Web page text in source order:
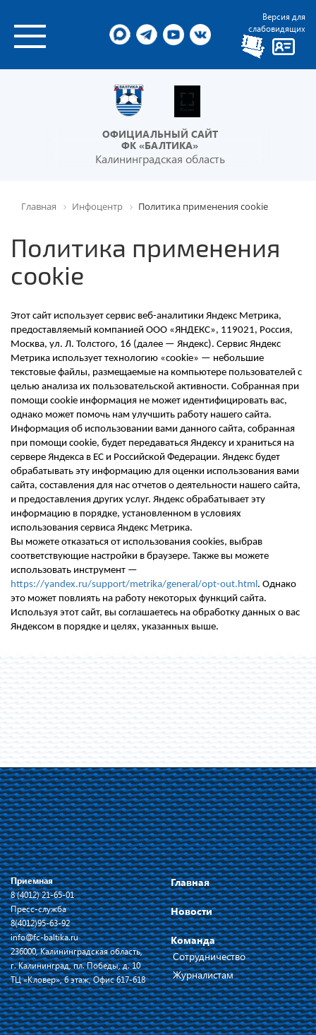
Версия для
слабовидящих
ОФИЦИАЛЬНЫЙ САЙТ
ФК «БАЛТИКА»
Калининградская область
Главная Инфоцентр Политика применения cookie
Политика применения
cookie
Этот сайт использует сервис веб-аналитики Яндекс Метрика,
предоставляемый компанией ООО «ЯНДЕКС», 119021, Россия,
Москва, ул. Л. Толстого, 16 (далее — Яндекс). Сервис Яндекс
Метрика использует технологию «cookie» — небольшие
текстовые файлы, размещаемые на компьютере пользователей с
целью анализа их пользовательской активности. Собранная при
помощи cookie информация не может идентифицировать вас,
однако может помочь нам улучшить работу нашего сайта.
Информация об использовании вами данного сайта, собранная
при помощи cookie, будет передаваться Яндексу и храниться на
сервере Яндекса в ЕС и Российской Федерации. Яндекс будет
обрабатывать эту информацию для оценки использования вами
сайта, составления для нас отчетов о деятельности нашего сайта,
и предоставления других услуг. Яндекс обрабатывает эту
информацию в порядке, установленном в условиях
использования сервиса Яндекс Метрика.
Вы можете отказаться от использования cookies, выбрав
соответствующие настройки в браузере. Также вы можете
использовать инструмент —
https://yandex.ru/support/metrika/general/opt-out.html. Однако
это может повлиять на работу некоторых функций сайта.
Используя этот сайт, вы соглашаетесь на обработку данных о вас
Яндексом в порядке и целях, указанных выше.
Приемная
8 (4012) 21-65-01
Пресс-служба
8(4012)95-63-92
info@fc-baltika.ru
236000, Калининградская область,
г. Калининград, пл. Победы, д. 10
ТЦ «Кловер», 6 этаж, Офис 617-618
Главная
Новости
Команда
Сотрудничество
Журналистам